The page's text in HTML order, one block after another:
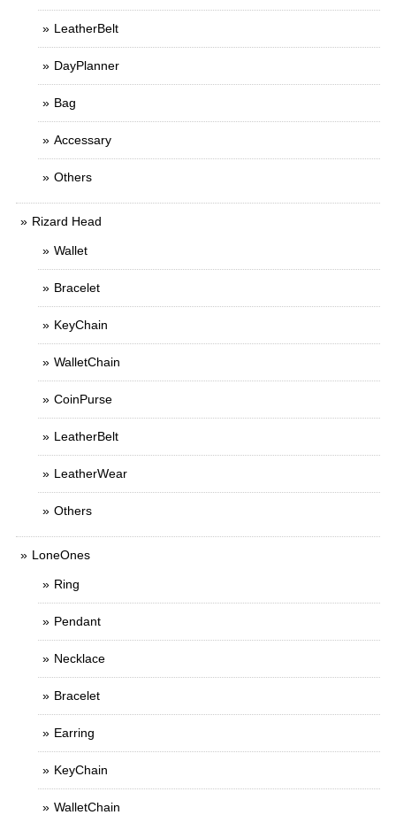
LeatherBelt
DayPlanner
Bag
Accessary
Others
Rizard Head
Wallet
Bracelet
KeyChain
WalletChain
CoinPurse
LeatherBelt
LeatherWear
Others
LoneOnes
Ring
Pendant
Necklace
Bracelet
Earring
KeyChain
WalletChain